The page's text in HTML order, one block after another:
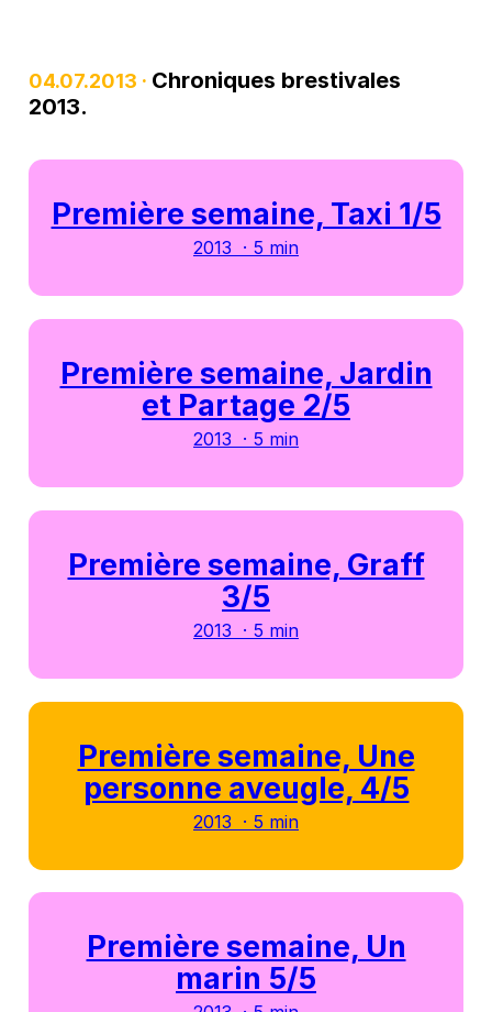
04.07.2013 · Chroniques brestivales
2013.
Première semaine, Taxi 1/5
2013 · 5 min
Première semaine, Jardin
et Partage 2/5
2013 · 5 min
Première semaine, Graff
3/5
2013 · 5 min
Première semaine, Une
personne aveugle, 4/5
2013 · 5 min
Première semaine, Un
marin 5/5